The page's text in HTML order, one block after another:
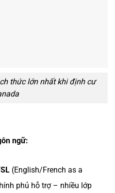
thức lớn nhất khi định cư
ngữ:
(English/French as a
phủ hỗ trợ – nhiều lớp